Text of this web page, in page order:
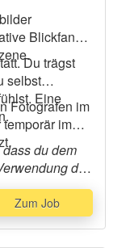
Blickfang-
Du trägst
selbst
Eine
Fotografen im
im
du dem
der
und Videos
auf die
Durchführung
Zum Job